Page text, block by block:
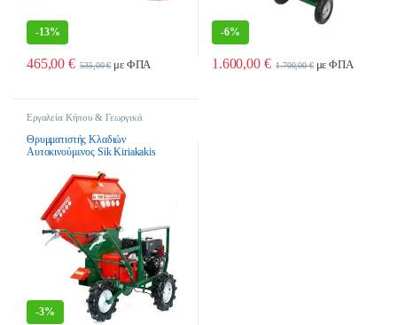
-13%
465,00€ 535,00€με ΦΠΑ
-6%
1.600,00 € 1.700,00€με ΦΠΑ
Εργαλεία Κήπου & Γεωργικά
θρυμματιστές Κλαδιών Πετρελαίου
Θρυμματιστής Κλαδιών
Αυτοκινούμενος Sik Kiriakakis
-3%